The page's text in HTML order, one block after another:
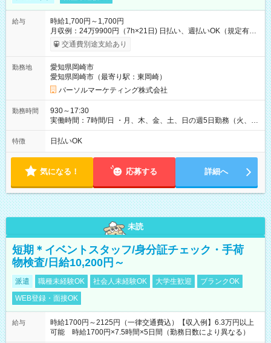
給与
時給1,700円～1,700円
月収例：24万9900円（7h×21日) 日払い、週払いOK（規定有
り） 【試用期間】試用期間なし
交通費別途支給あり
勤務地
愛知県岡崎市
愛知県岡崎市（最寄り駅：東岡崎）
パーソルマーケティング株式会社
勤務時間
930～17:30
実働時間：7時間/日 ・月、木、金、土、日の週5日勤務（火、水
は固定休です／夏季、年末年始等、長期休暇有り！） ・ワンシ
フト！ 残業ほぼナシ（0～5h/月）
特徴 日払いOK
気になる！ 応募する 詳細へ
未読
短期＊イベントスタッフ/身分証チェック・手荷
物検査/日給10,200円～
派遣 職種未経験OK 社会人未経験OK 大学生歓迎
ブランクOK
WEB登録・面接OK
給与
時給1700円～2125円（一律交通費込）【収入例】6.3万円以上
可能 時給1700円×7.5時間×5日間（勤務日数により異なる）